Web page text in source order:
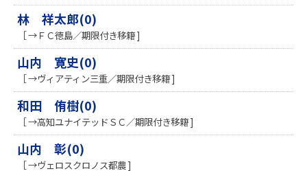
林 祥太郎(0)
［ →ＦＣ徳島／期限付き移籍 ]
山内 寛史(0)
［ →ヴィアティン三重／期限付き移籍 ]
和田 侑樹(0)
［ →高知ユナイテッドＳＣ／期限付き移籍 ]
山内 彰(0)
［ →ヴェロスクロノス都農 ]